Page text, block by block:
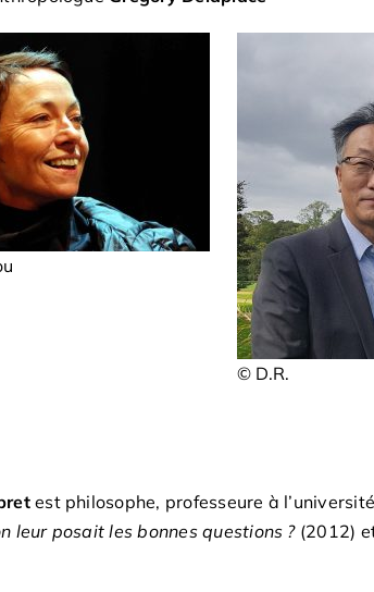
© D.R.
est philosophe, professeure à
leur posait les bonnes questions ? (2012)